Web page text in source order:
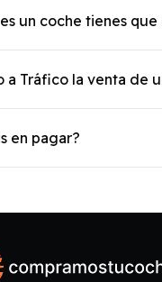
un coche tienes
a Tráfico la venta de
en pagar?